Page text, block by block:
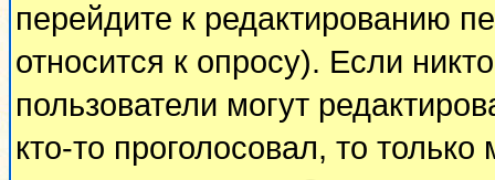
перейдите к редактированию
относится к опросу). Если
пользователи могут
кто-то проголосовал, то